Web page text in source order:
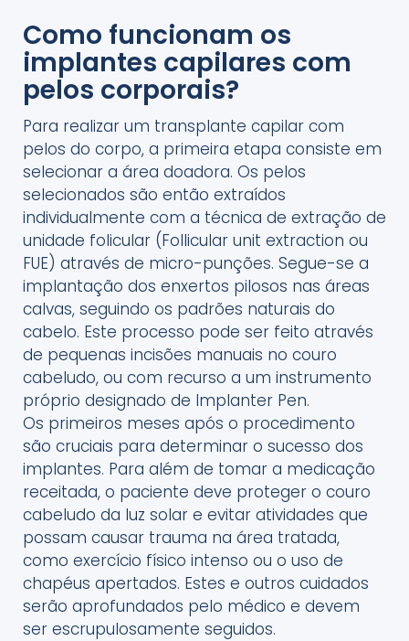
Como funcionam os
implantes capilares com
pelos corporais?
Para realizar um transplante capilar com
pelos do corpo, a primeira etapa consiste em
selecionar a área doadora. Os pelos
selecionados são então extraídos
individualmente com a técnica de extração de
unidade folicular (Follicular unit extraction ou
FUE) através de micro-punções. Segue-se a
implantação dos enxertos pilosos nas áreas
calvas, seguindo os padrões naturais do
cabelo. Este processo pode ser feito através
de pequenas incisões manuais no couro
cabeludo, ou com recurso a um instrumento
próprio designado de Implanter Pen.
Os primeiros meses após o procedimento
são cruciais para determinar o sucesso dos
implantes. Para além de tomar a medicação
receitada, o paciente deve proteger o couro
cabeludo da luz solar e evitar atividades que
possam causar trauma na área tratada,
como exercício físico intenso ou o uso de
chapéus apertados. Estes e outros cuidados
serão aprofundados pelo médico e devem
ser escrupulosamente seguidos.